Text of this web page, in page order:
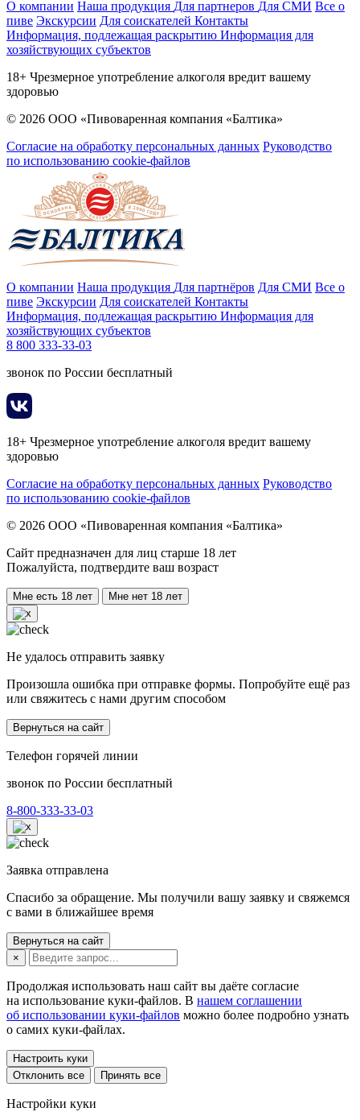
О компании Наша продукция Для партнеров Для СМИ Все о
пиве Экскурсии Для соискателей Контакты
Информация, подлежащая раскрытию Информация для
хозяйствующих субъектов
18+ Чрезмерное употребление алкоголя вредит вашему
здоровью
© 2026 ООО «Пивоваренная компания «Балтика»
Согласие на обработку персональных данных Руководство
по использованию cookie-файлов
О компании Наша продукция Для партнёров Для СМИ Все о
пиве Экскурсии Для соискателей Контакты
Информация, подлежащая раскрытию Информация для
хозяйствующих субъектов
8 800 333-33-03
звонок по России бесплатный
18+ Чрезмерное употребление алкоголя вредит вашему
здоровью
Согласие на обработку персональных данных Руководство
по использованию cookie-файлов
© 2026 ООО «Пивоваренная компания «Балтика»
Сайт предназначен для лиц старше 18 лет
Пожалуйста, подтвердите ваш возраст
Мне есть 18 лет Мне нет 18 лет
Не удалось отправить заявку
Произошла ошибка при отправке формы. Попробуйте ещё раз
или свяжитесь с нами другим способом
Вернуться на сайт
Телефон горячей линии
звонок по России бесплатный
8-800-333-33-03
Заявка отправлена
Спасибо за обращение. Мы получили вашу заявку и свяжемся
с вами в ближайшее время
Вернуться на сайт
×
Продолжая использовать наш сайт вы даёте согласие
на использование куки-файлов. В нашем соглашении
об использовании куки-файлов можно более подробно узнать
о самих куки-файлах.
Настроить куки
Отклонить все
Принять все
Настройки куки